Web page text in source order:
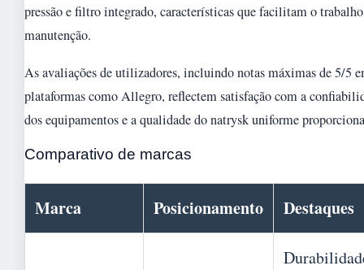
pressão e filtro integrado, características que facilitam o
manutenção.
As avaliações de utilizadores, incluindo notas máximas de 5/5
plataformas como Allegro, reflectem satisfação com a
dos equipamentos e a qualidade do natrysk uniforme
Comparativo de marcas
Marca Posicionamento Destaques